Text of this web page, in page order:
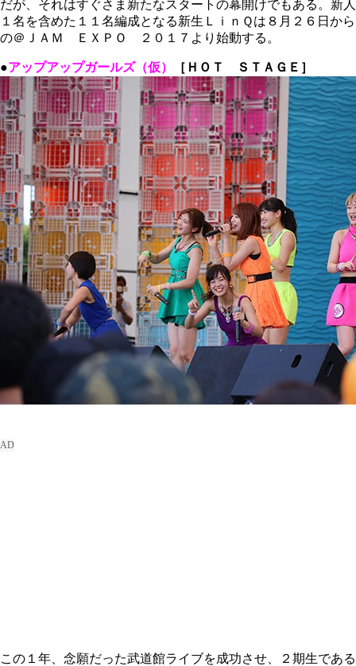
だが、それはすぐさま新たなスタートの幕開けでもある。新人
１名を含めた１１名編成となる新生ＬｉｎＱは８月２６日から
の＠ＪＡＭ ＥＸＰＯ ２０１７より始動する。
●アップアップガールズ（仮） ［ＨＯＴ ＳＴＡＧＥ］
この１年、念願だった武道館ライブを成功させ、２期生である